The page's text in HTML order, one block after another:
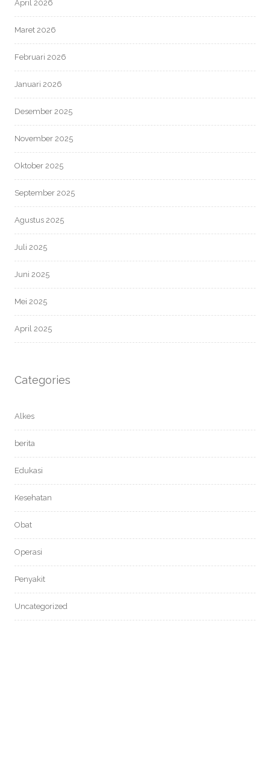
April 2026
Maret 2026
Februari 2026
Januari 2026
Desember 2025
November 2025
Oktober 2025
September 2025
Agustus 2025
Juli 2025
Juni 2025
Mei 2025
April 2025
Categories
Alkes
berita
Edukasi
Kesehatan
Obat
Operasi
Penyakit
Uncategorized